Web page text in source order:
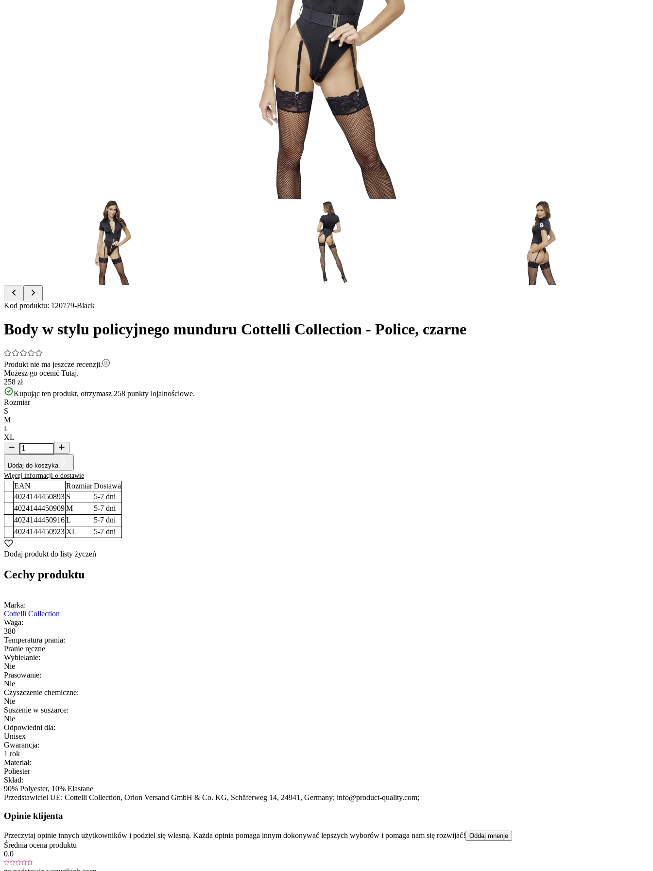
Item
of
Kod produktu: 120779-Black
Body w stylu policyjnego munduru Cottelli Collection - Police, czarne
Produkt nie ma jeszcze recenzji.
Możesz go ocenić Tutaj.
258 zł
Kupując ten produkt, otrzymasz 258 punkty lojalnościowe.
Rozmiar
S
M
L
XL
Dodaj do koszyka
Więcej informacji o dostawie
EAN RozmiarDostawa
4024144450893 S 5-7 dni
4024144450909M 5-7 dni
4024144450916L 5-7 dni
4024144450923 XL 5-7 dni
Dodaj produkt do listy życzeń
Cechy produktu
Marka:
Cottelli Collection
Waga:
380
Temperatura prania:
Pranie ręczne
Wybielanie:
Nie
Prasowanie:
Nie
Czyszczenie chemiczne:
Nie
Suszenie w suszarce:
Nie
Odpowiedni dla:
Unisex
Gwarancja:
1 rok
Materiał:
Poliester
Skład:
90% Polyester, 10% Elastane
Przedstawiciel UE: Cottelli Collection, Orion Versand GmbH & Co. KG, Schäferweg 14, 24941 , Germany; info@product-quality.com;
Opinie klijenta
Przeczytaj opinie innych użytkowników i podziel się własną. Każda opinia pomaga innym dokonywać lepszych wyborów i pomaga nam się rozwijać! Oddaj mnenje
Średnia ocena produktu
0.0